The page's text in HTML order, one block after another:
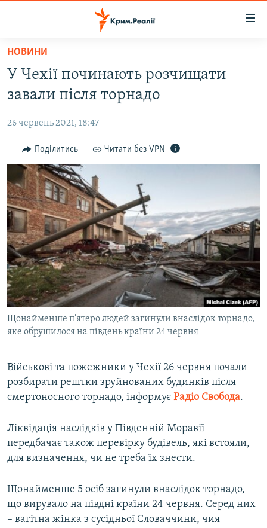
Перейти
основного
матеріалу
до
навігації
Перейти
до
пошуку
ПОЛІТИКА
БЛОГИ
ПОГЛЯД
ІНТЕРВ'Ю
ВСЕ ЗА ДЕНЬ
СПЕЦПРОЕКТИ
ДЕПОРТАЦІЯ
ВІДЕОУРОКИ «ELIFBE»
СВІДЧЕННЯ ОКУПАЦІЇ
УКРАЇНСЬКА ПРОБЛЕМА КРИМУ
ЯК ОБІЙТИ БЛОКУВАННЯ
Русский
Qırımtatar
Усі сайти RFE/RL
НОВИНИ
У Чехії починають розчищати
завали після торнадо
26 червень 2021, 18:47
Поділитись Читати без VPN
Щонайменше п’ятеро людей загинули внаслідок торнадо,
яке обрушилося на південь країни 24 червня
Військові та пожежники у Чехії 26 червня почали
розбирати рештки зруйнованих будинків після
смертоносного торнадо, інформує Радіо Свобода.
Ліквідація наслідків у Південній Моравії
передбачає також перевірку будівель, які встояли,
для визначення, чи не треба їх знести.
Щонайменше 5 осіб загинули внаслідок торнадо,
що вирувало на півдні країни 24 червня. Серед них
– вагітна жінка з сусідньої Словаччини, чия